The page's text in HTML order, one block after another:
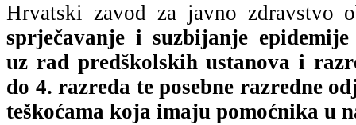
Hrvatski zavod za javno zdravstvo
sprječavanje i suzbijanje
uz rad predškolskih ustanova i
do 4. razreda te posebne razredne
teškoćama koja imaju pomoćnika u